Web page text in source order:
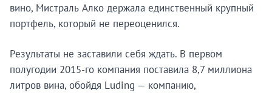
вино, Мистраль Алко держала единственный крупный
портфель, который не переоценился.
Результаты не заставили себя ждать. В первом
полугодии 2015-го компания поставила 8,7 миллиона
литров вина, обойдя Luding — компанию,